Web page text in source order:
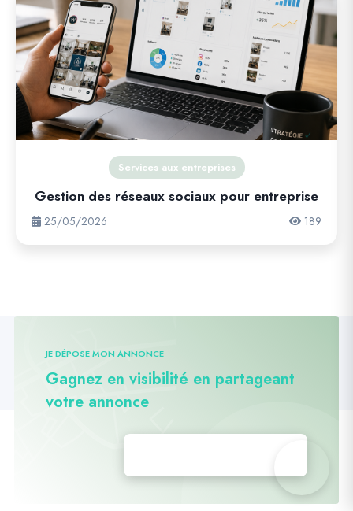
Services aux entreprises
Gestion des réseaux sociaux pour entreprise
25/05/2026 189
JE DÉPOSE MON ANNONCE
Gagnez en visibilité en partageant
votre annonce